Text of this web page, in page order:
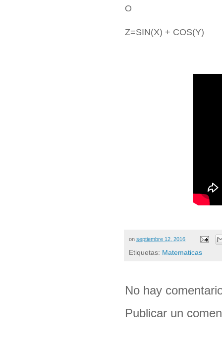
O
Z=SIN(X) + COS(Y)
on septiembre 12, 2016
Etiquetas: Matematicas
No hay
Publicar un